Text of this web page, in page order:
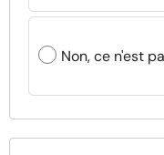
Non, ce n'est